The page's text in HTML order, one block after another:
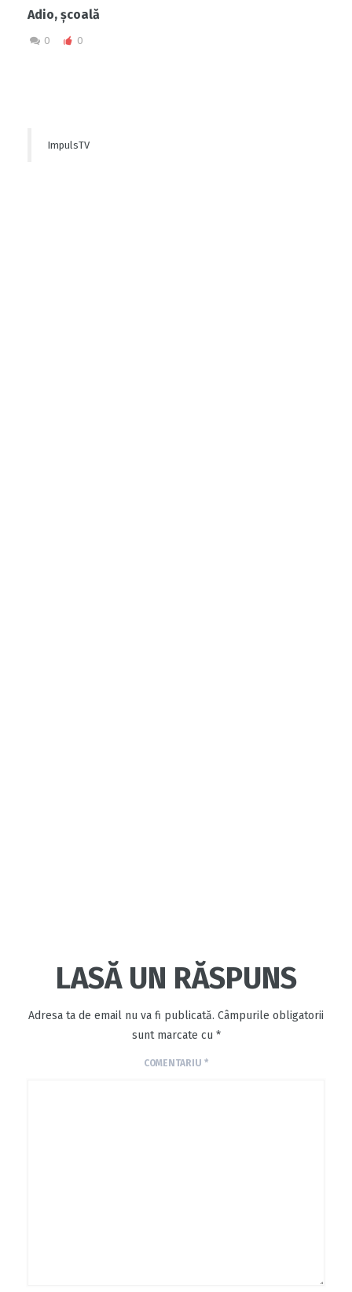
Adio, școală
0 0
ImpulsTV
LASĂ UN RĂSPUNS
Adresa ta de email nu va fi publicată. Câmpurile obligatorii
sunt marcate cu *
COMENTARIU *